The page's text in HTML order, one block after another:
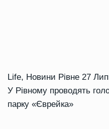
Life, Новини Рівне 27
У Рівному проводять
парку «Єврейка»